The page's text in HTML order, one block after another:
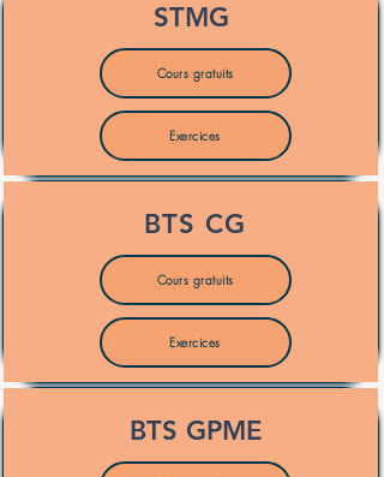
STMG
Cours gratuits
Exercices
BTS CG
Cours gratuits
Exercices
BTS GPME